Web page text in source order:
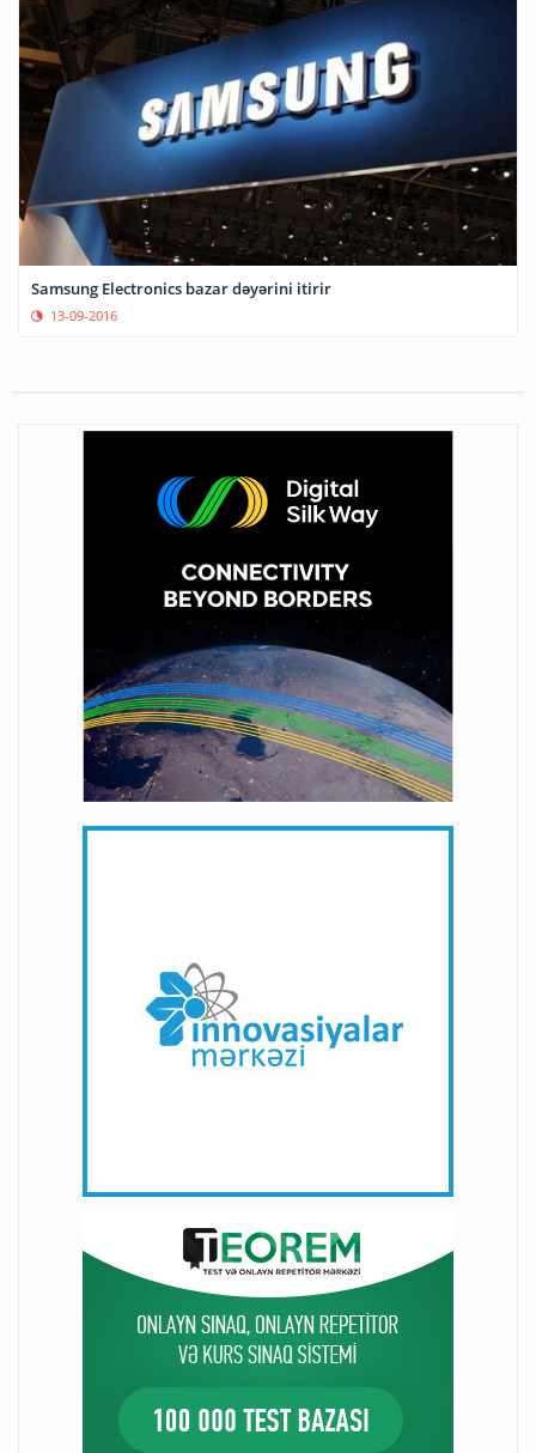
Samsung Electronics bazar dəyərini itirir
13-09-2016